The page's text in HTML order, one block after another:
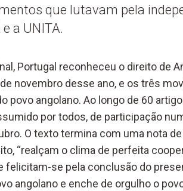
que lutavam pela
a UNITA.
Portugal reconheceu o direito de
novembro desse ano, e os três
povo angolano. Ao longo de 60
por todos, de participação
O texto termina com uma nota
“realçam o clima de perfeita
felicitam-se pela conclusão do
angolano e enche de orgulho o